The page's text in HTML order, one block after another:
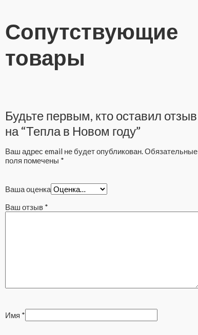
Будьте первым, кто оставил отзыв
на “Тепла в Новом году”
Ваш адрес email не будет опубликован.Обязательные
поля помечены *
Ваша оценка
Ваш отзыв *
Имя *
Сопутствующие
товары